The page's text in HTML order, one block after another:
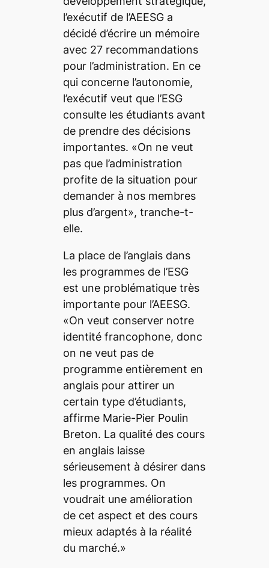
l’exécutif de l’AEESG a
décidé d’écrire un mémoire
avec 27 recommandations
pour l’administration. En ce
qui concerne l’autonomie,
l’exécutif veut que l’ESG
consulte les étudiants avant
de prendre des décisions
importantes. «On ne veut
pas que l’administration
profite de la situation pour
demander à nos membres
plus d’argent», tranche-t-
elle.
La place de l’anglais dans
les programmes de l’ESG
est une problématique très
importante pour l’AEESG.
«On veut conserver notre
identité francophone, donc
on ne veut pas de
programme entièrement en
anglais pour attirer un
certain type d’étudiants,
affirme Marie-Pier Poulin
Breton. La qualité des cours
en anglais laisse
sérieusement à désirer dans
les programmes. On
voudrait une amélioration
de cet aspect et des cours
mieux adaptés à la réalité
du marché.»